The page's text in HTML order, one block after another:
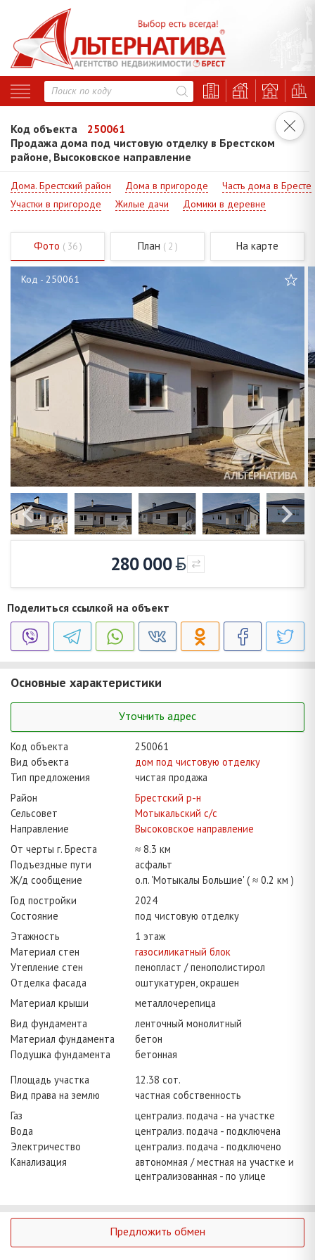
Код объекта
250061
Продажа дома под чистовую отделку в Брестском
районе, Высоковское направление
Дома. Брестский район Дома в пригороде
Часть дома в Бресте
Участки в пригороде
Жилые дачи Домики в деревне
Фото ( 36 ) План ( 2 ) На карте
Код - 250061
280 000
Поделиться ссылкой на объект
Основные характеристики
Уточнить адрес
Код объекта
250061
Вид объекта
дом под чистовую отделку
Тип предложения
чистая продажа
Район
Брестский р-н
Сельсовет
Мотыкальский с/с
Направление
Высоковское направление
От черты г. Бреста
≈ 8.3 км
Подъездные пути
асфальт
Ж/д сообщение
о.п. 'Мотыкалы Большие' ( ≈ 0.2 км )
Год постройки
2024
Состояние
под чистовую отделку
Этажность
1 этаж
Материал стен
газосиликатный блок
Утепление стен
пенопласт / пенополистирол
Отделка фасада
оштукатурен, окрашен
Материал крыши
металлочерепица
Вид фундамента
ленточный монолитный
Материал фундамента
бетон
Подушка фундамента
бетонная
Площадь участка
12.38 сот.
Вид права на землю
частная собственность
Газ
централиз. подача - на участке
Вода
централиз. подача - подключена
Электричество
централиз. подача - подключено
Канализация
автономная / местная на участке и
централизованная - по улице
Предложить обмен